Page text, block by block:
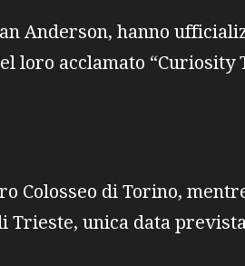
Anderson, hanno
loro acclamato “Curiosity
Colosseo di Torino,
Trieste, unica data